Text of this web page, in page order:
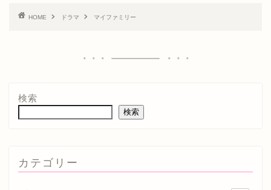
HOME ドラマ マイファミリー
検索
検索
カテゴリー